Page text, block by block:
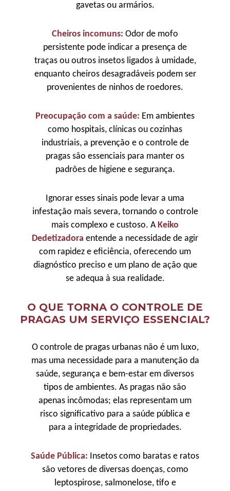
gavetas ou armários.
Cheiros incomuns: Odor de mofo
persistente pode indicar a presença de
traças ou outros insetos ligados à umidade,
enquanto cheiros desagradáveis podem ser
provenientes de ninhos de roedores.
Preocupação com a saúde: Em ambientes
como hospitais, clínicas ou cozinhas
industriais, a prevenção e o controle de
pragas são essenciais para manter os
padrões de higiene e segurança.
Ignorar esses sinais pode levar a uma
infestação mais severa, tornando o controle
mais complexo e custoso. AKeiko
Dedetizadora entende a necessidade de agir
com rapidez e eficiência, oferecendo um
diagnóstico preciso e um plano de ação que
se adequa à sua realidade.
O QUE TORNA O CONTROLE DE
PRAGAS UM SERVIÇO ESSENCIAL?
O controle de pragas urbanas não é um luxo,
mas uma necessidade para a manutenção da
saúde, segurança e bem-estar em diversos
tipos de ambientes. As pragas não são
apenas incômodas; elas representam um
risco significativo para a saúde pública e
para a integridade de propriedades.
Saúde Pública: Insetos como baratas e ratos
são vetores de diversas doenças, como
leptospirose, salmonelose, tifo e